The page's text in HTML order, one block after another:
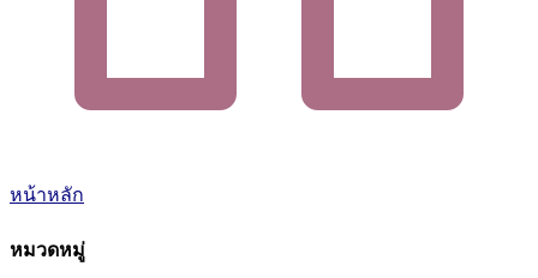
หน้าหลัก
หมวดหมู่